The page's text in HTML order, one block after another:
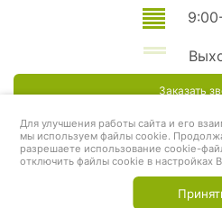
Заказать
Для улучшения работы сайта и его
мы используем файлы cookie.
разрешаете использование cookie-
отключить файлы cookie в настройках